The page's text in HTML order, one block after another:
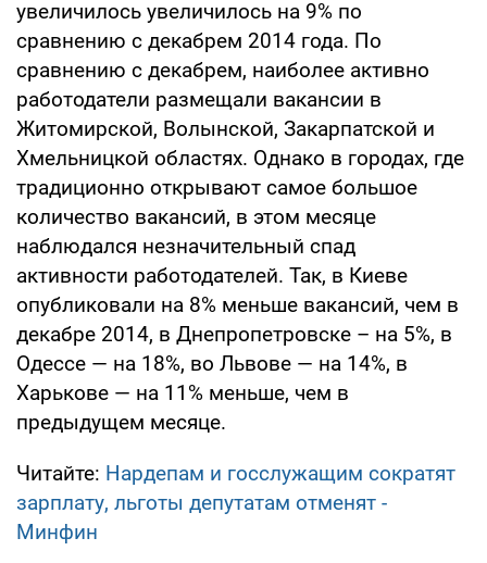
увеличилось увеличилось на 9% по
сравнению с декабрем 2014 года. По
сравнению с декабрем, наиболее активно
работодатели размещали вакансии в
Житомирской, Волынской, Закарпатской и
Хмельницкой областях. Однако в городах, где
традиционно открывают самое большое
количество вакансий, в этом месяце
наблюдался незначительный спад
активности работодателей. Так, в Киеве
опубликовали на 8% меньше вакансий, чем в
декабре 2014, в Днепропетровске – на 5%, в
Одессе — на 18%, во Львове — на 14%, в
Харькове — на 11% меньше, чем в
предыдущем месяце.
Читайте: Нардепам и госслужащим сократят
зарплату, льготы депутатам отменят -
Минфин